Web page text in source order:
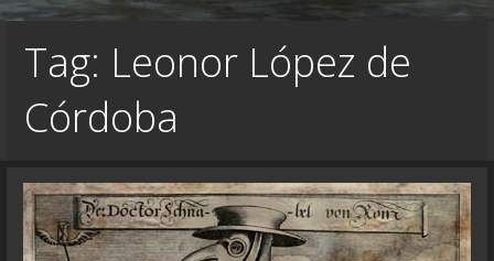
Tag: Leonor López de
Córdoba